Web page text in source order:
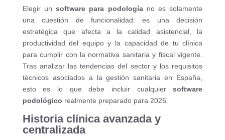
Elegir unsoftware para podologíano es solamente
una cuestión de funcionalidad: es una decisión
estratégica que afecta a la calidad asistencial, la
productividad del equipo y la capacidad de tu clínica
para cumplir con la normativa sanitaria y fiscal vigente.
Tras analizar las tendencias del sector y los requisitos
técnicos asociados a la gestión sanitaria en España,
esto es lo que debe incluir cualquiersoftware
podológico realmente preparado para 2026.
Historia clínica avanzada y
centralizada